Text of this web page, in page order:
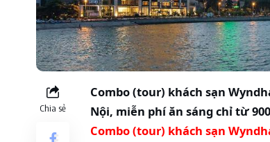
Chia sẻ
Combo (tour) khách sạn
Nội, miễn phí ăn sáng chỉ từ
Combo (tour) khách sạn